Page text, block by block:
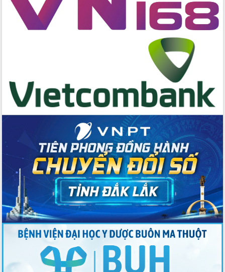
Đẩy nhanh công tác khắc phục, ổn
định đời sống Nhân dân sau bão số 13
Bí thư Tỉnh ủy Lương Nguyễn Minh
Rvê
Phó Thủ tướng Chính phủ Mai Văn
Chính chia sẻ, động viên người dân
chịu ảnh hưởng nặng từ bão số 13
Chủ tịch UBND tỉnh kiểm tra công tác
phòng, chống bão số 13 tại các địa
bàn xung yếu
Tập trung đẩy nhanh giải ngân nguồn
vốn các chương trình mục tiêu quốc
gia
Xã Ea H'leo giữ vững và nâng cao chất
lượng các tiêu chí nông thôn mới
Công bố quyết định của Ban Thường
vụ Tỉnh ủy về công tác cán bộ
Nâng cao trách nhiệm người đứng
đầu, phát huy tinh thần chủ động,
sáng tạo để đảm bảo tiến độ giải ngân
vốn đầu tư công năm 2025